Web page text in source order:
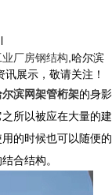
厂房钢结构,哈尔滨
展示，敬请关注！
滨网架管桁架的身影
所以被应在大量的建
的时候也可以随便的
合结构。